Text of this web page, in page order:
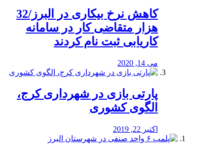
کاهش نرخ بیکاری در البرز/32
هزار متقاضی کار در سامانه
کاریابی ثبت نام کردند
می 14, 2020
پارتی بازی در شهرداری کرج،
الگوی کشوری
اکتبر 22, 2019